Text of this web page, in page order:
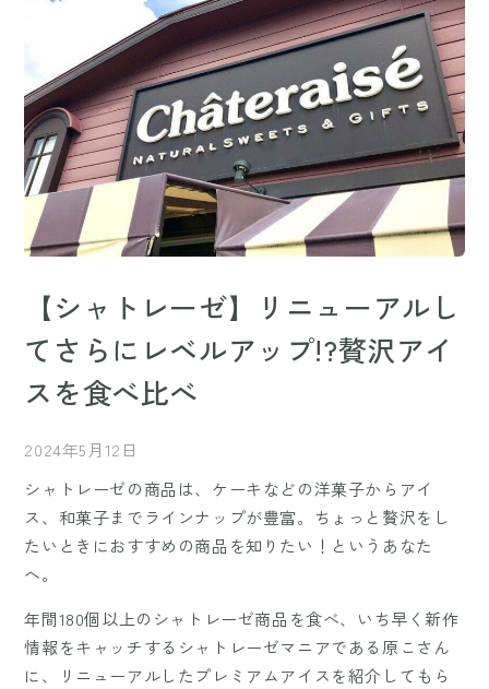
【シャトレーゼ】リニューアルし
てさらにレベルアップ!?贅沢アイ
スを食べ比べ
2024年5月12日
シャトレーゼの商品は、ケーキなどの洋菓子からアイ
ス、和菓子までラインナップが豊富。ちょっと贅沢をし
たいときにおすすめの商品を知りたい！というあなた
へ。
年間180個以上のシャトレーゼ商品を食べ、いち早く新作
情報をキャッチするシャトレーゼマニアである原こさん
に、リニューアルしたプレミアムアイスを紹介してもら